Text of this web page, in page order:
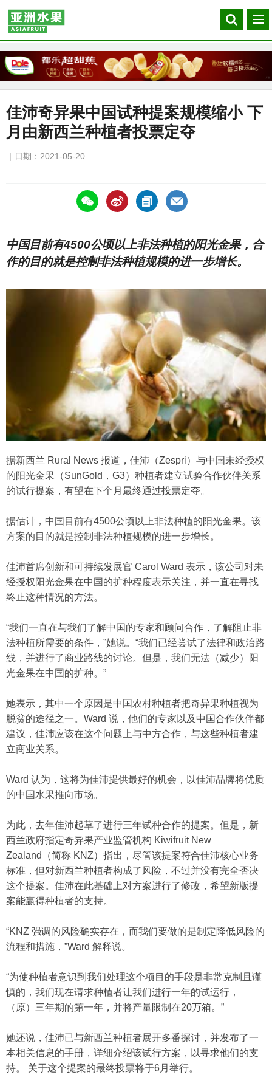
Search
our
菜
单
佳沛奇异果中国试种提案规模缩小 下
月由新西兰种植者投票定夺
日期：2021-05-20
https://asiafruitchina.net/20761.html
中国目前有4500公顷以上非法种植的阳光金果，合
作的目的就是控制非法种植规模的进一步增长。
据新西兰 Rural News 报道，佳沛（Zespri）与中国未经授权
的阳光金果（SunGold，G3）种植者建立试验合作伙伴关系
的试行提案，有望在下个月最终通过投票定夺。
据估计，中国目前有4500公顷以上非法种植的阳光金果。该
方案的目的就是控制非法种植规模的进一步增长。
佳沛首席创新和可持续发展官 Carol Ward 表示，该公司对未
经授权阳光金果在中国的扩种程度表示关注，并一直在寻找
终止这种情况的方法。
“我们一直在与我们了解中国的专家和顾问合作，了解阻止非
法种植所需要的条件，”她说。“我们已经尝试了法律和政治路
线，并进行了商业路线的讨论。但是，我们无法（减少）阳
光金果在中国的扩种。”
她表示，其中一个原因是中国农村种植者把奇异果种植视为
脱贫的途径之一。Ward 说，他们的专家以及中国合作伙伴都
建议，佳沛应该在这个问题上与中方合作，与这些种植者建
立商业关系。
Ward 认为，这将为佳沛提供最好的机会，以佳沛品牌将优质
的中国水果推向市场。
为此，去年佳沛起草了进行三年试种合作的提案。但是，新
西兰政府指定奇异果产业监管机构 Kiwifruit New
Zealand（简称 KNZ）指出，尽管该提案符合佳沛核心业务
标准，但对新西兰种植者构成了风险，不过并没有完全否决
这个提案。佳沛在此基础上对方案进行了修改，希望新版提
案能赢得种植者的支持。
“KNZ 强调的风险确实存在，而我们要做的是制定降低风险的
流程和措施，”Ward 解释说。
“为使种植者意识到我们处理这个项目的手段是非常克制且谨
慎的，我们现在请求种植者让我们进行一年的试运行，
（原）三年期的第一年，并将产量限制在20万箱。”
她还说，佳沛已与新西兰种植者展开多番探讨，并发布了一
本相关信息的手册，详细介绍该试行方案，以寻求他们的支
持。 关于这个提案的最终投票将于6月举行。